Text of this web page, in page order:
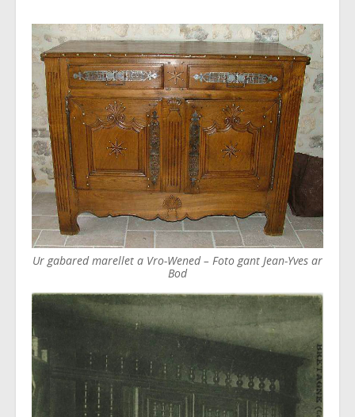
Ur gabared marellet a Vro-Wened – Foto gant Jean-Yves ar
Bod